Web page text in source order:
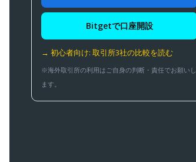
Bitgetで口座開設
→ 初心者向け: 取引所3社の比較を読む
※海外取引所の利用はご自身の判断・責任でお願いし
ます。